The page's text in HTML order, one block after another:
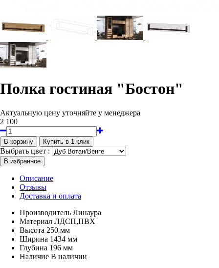
Полка гостиная "Бостон"
Актуальную цену уточняйте у менеджера
2 100
Выбрать цвет :
Описание
Отзывы
Доставка и оплата
Производитель Линаура
Материал ЛДСП,ПВХ
Высота 250 мм
Ширина 1434 мм
Глубина 196 мм
Наличие В наличии